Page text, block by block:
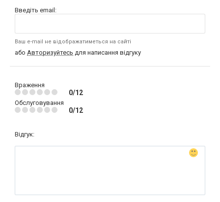
Введіть email:
Ваш e-mail не відображатиметься на сайті
або Авторизуйтесь для написання відгуку
Враження
0/12
Обслуговування
0/12
Відгук: